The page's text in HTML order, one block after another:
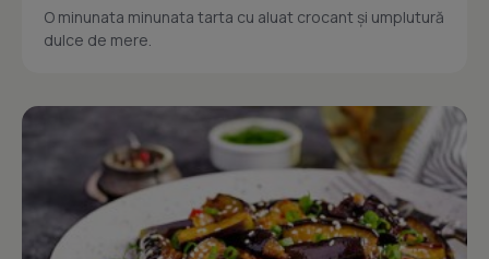
O minunata minunata tarta cu aluat crocant și umplutură
dulce de mere.